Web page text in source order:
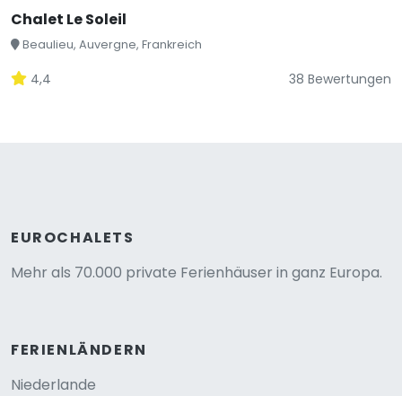
Chalet Le Soleil
Beaulieu, Auvergne, Frankreich
4,4 38 Bewertungen
EUROCHALETS
Mehr als 70.000 private Ferienhäuser in ganz Europa.
FERIENLÄNDERN
Niederlande